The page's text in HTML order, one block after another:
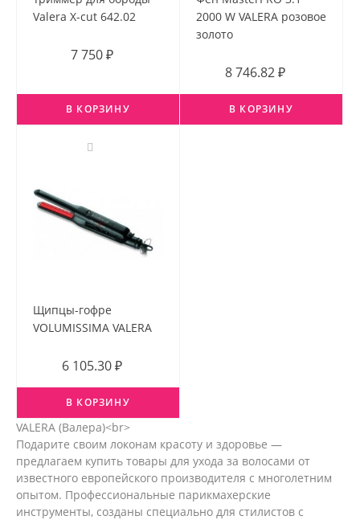
Valera X-cut 642.02
7 750 ₽
В КОРЗИНУ
2000 W VALERA розовое
золото
8 746.82 ₽
В КОРЗИНУ
Щипцы-гофре
VOLUMISSIMA VALERA
6 105.30 ₽
В КОРЗИНУ
VALERA (Валера)<br>
Подарите своим локонам красоту и здоровье —
предлагаем купить товары для ухода за волосами от
известного европейского производителя с многолетним
опытом. Профессиональные парикмахерские
инструменты, созданы специально для стилистов с